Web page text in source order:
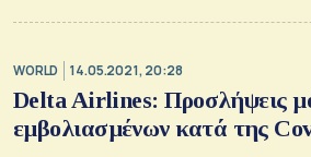
WORLD 14.05.2021, 20:28
Delta Airlines: Προσλήψεις
εμβολιασμένων κατά της